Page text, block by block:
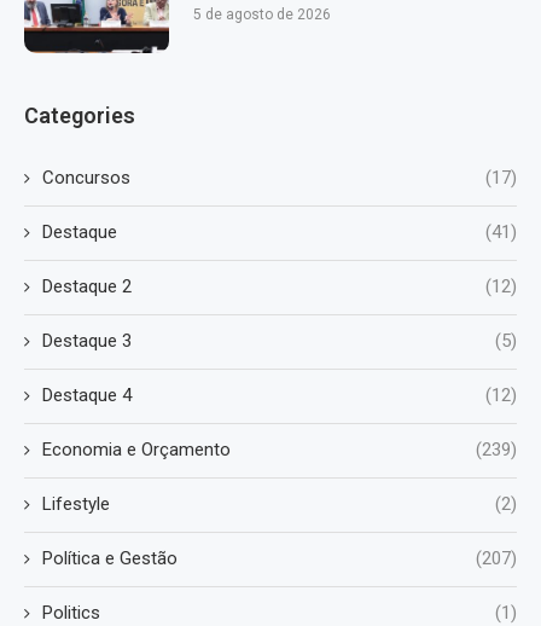
5 de agosto de 2026
Categories
Concursos (17)
Destaque (41)
Destaque 2 (12)
Destaque 3 (5)
Destaque 4 (12)
Economia e Orçamento (239)
Lifestyle (2)
Política e Gestão (207)
Politics (1)